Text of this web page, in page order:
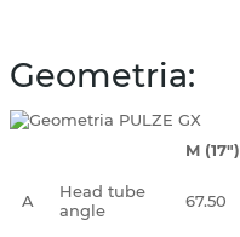
Geometria:
M (17")
A
Head tube
angle
67.50